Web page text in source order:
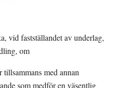
vid fastställandet av underlag,
om
tillsammans med annan
som medför en väsentlig